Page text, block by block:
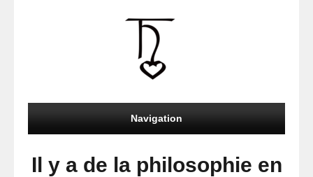
Navigation
Il y a de la philosophie en